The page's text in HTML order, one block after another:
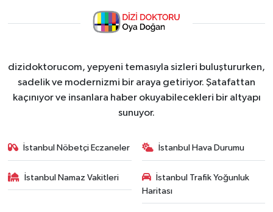
dizidoktorucom, yepyeni temasıyla sizleri buluştururken,
sadelik ve modernizmi bir araya getiriyor. Şatafattan
kaçınıyor ve insanlara haber okuyabilecekleri bir altyapı
sunuyor.
İstanbul Nöbetçi Eczaneler İstanbul Hava Durumu
İstanbul Namaz Vakitleri
İstanbul Trafik Yoğunluk
Haritası